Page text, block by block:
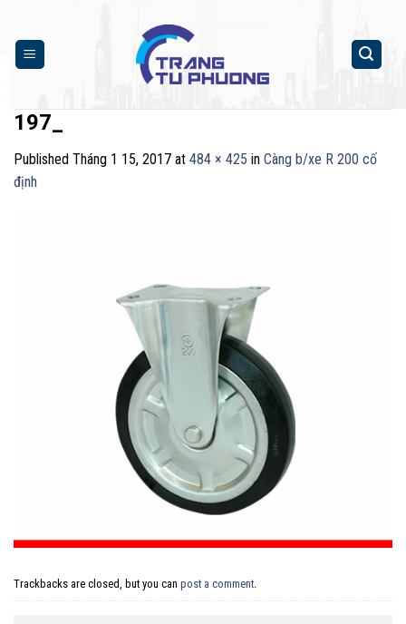
content
197_
Published Tháng 1 15, 2017 at 484 × 425 in Càng b/xe R 200 cố
định
Trackbacks are closed, but you can post a comment.